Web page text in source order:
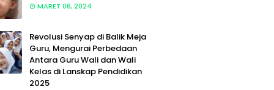
MARET 06, 2024
Revolusi Senyap di Balik Meja
Guru, Mengurai Perbedaan
Antara Guru Wali dan Wali
Kelas di Lanskap Pendidikan
2025